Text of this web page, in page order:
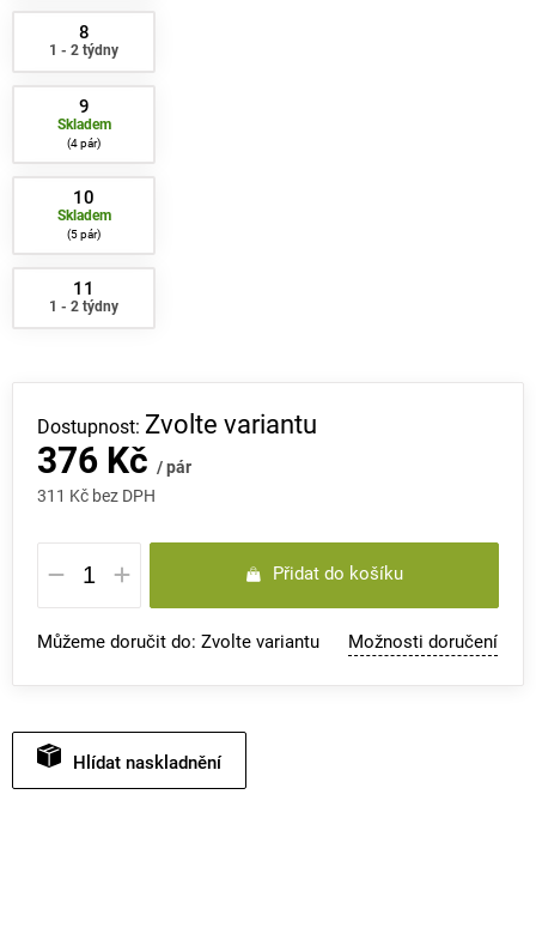
8
1 - 2 týdny
9
Skladem
4 pár
10
Skladem
5 pár
11
1 - 2 týdny
376 Kč / pár
311 Kč bez DPH
Měrná
cena:
Zvolte variantu
Přidat do košíku
Můžeme doručit do: Zvolte variantu Možnosti doručení
Hlídat